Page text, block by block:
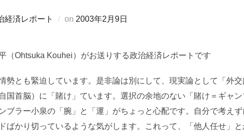
経済レポート on 投
2003年2月9日
（Ohtsuka Kouhei）がお送りする政治経済レポートです
勢とも緊迫しています。是非論は別にして、現実論として「外
国首脳）に「賭け」ています。選択の余地のない「賭け＝ギャ
ブラー小泉の「腕」と「運」がちょっと心配です。自分で考え
ばかり切っているような気がします。これって、「他人任せ」